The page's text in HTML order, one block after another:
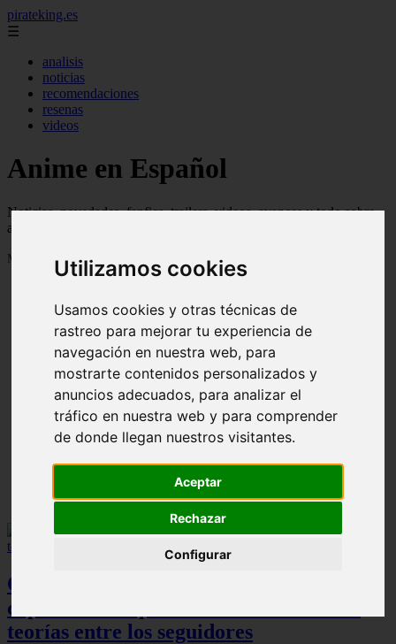
Utilizamos cookies
Usamos cookies y otras técnicas de
rastreo para mejorar tu experiencia de
navegación en nuestra web, para
mostrarte contenidos personalizados y
anuncios adecuados, para analizar el
tráfico en nuestra web y para comprender
de donde llegan nuestros visitantes.
Aceptar
Rechazar
Configurar
pirateking.es
☰
analisis
noticias
recomendaciones
resenas
videos
Anime en Español
Noticias, novedades, fanfics, trailers, videos, avances y todo sobre
anime en español
Mostrando 1 - 24 de 235 artículos
Reseña Hentai - Kuroinu: Kedakaki Seijo wa Hakudaku
ni Somaru - Anime en Español
One Piece: el increíble detalle del
capítulo 1190 que ha desatado todas las
teorías entre los seguidores